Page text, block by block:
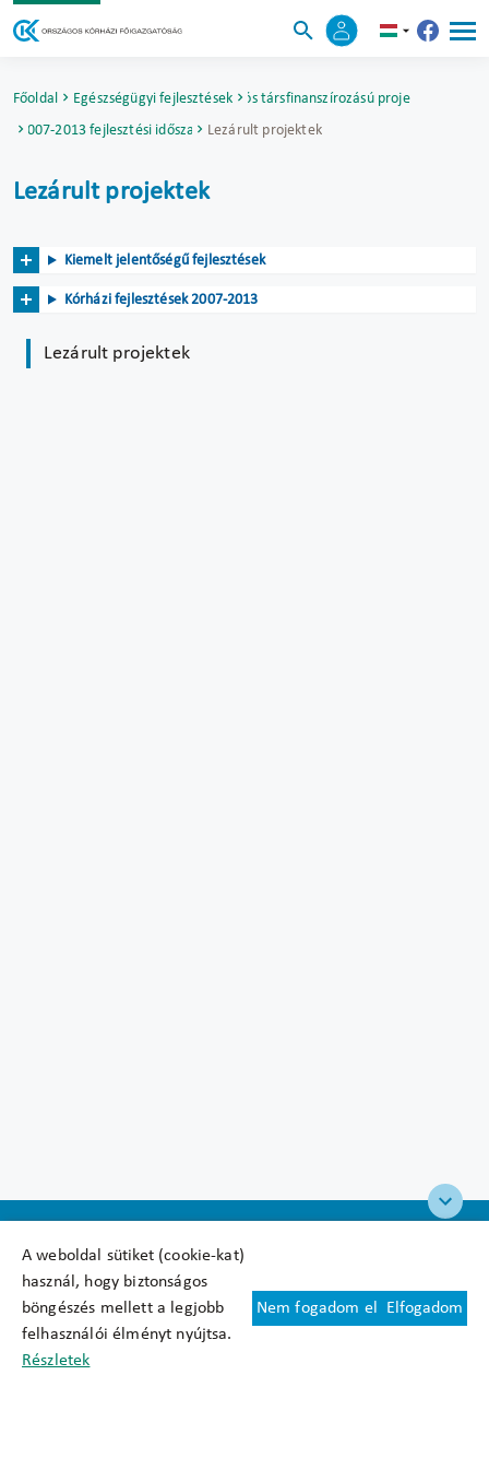
A weboldal sütiket (cookie-kat)
használ, hogy biztonságos
böngészés mellett a legjobb
felhasználói élményt nyújtsa.
Részletek
Nem fogadom el Elfogadom
Főoldal Egészségügyi fejlesztésekUniós társfinanszírozású projektek
2007-2013 fejlesztési időszak Lezárult projektek
Lezárult projektek
Kiemelt jelentőségű fejlesztések
Kórházi fejlesztések 2007-2013
Lezárult projektek
Felhasználási feltételek